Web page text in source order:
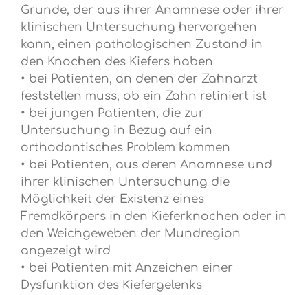
Grunde, der aus ihrer Anamnese oder ihrer
klinischen Untersuchung hervorgehen
kann, einen pathologischen Zustand in
den Knochen des Kiefers haben
• bei Patienten, an denen der Zahnarzt
feststellen muss, ob ein Zahn retiniert ist
• bei jungen Patienten, die zur
Untersuchung in Bezug auf ein
orthodontisches Problem kommen
• bei Patienten, aus deren Anamnese und
ihrer klinischen Untersuchung die
Möglichkeit der Existenz eines
Fremdkörpers in den Kieferknochen oder in
den Weichgeweben der Mundregion
angezeigt wird
• bei Patienten mit Anzeichen einer
Dysfunktion des Kiefergelenks